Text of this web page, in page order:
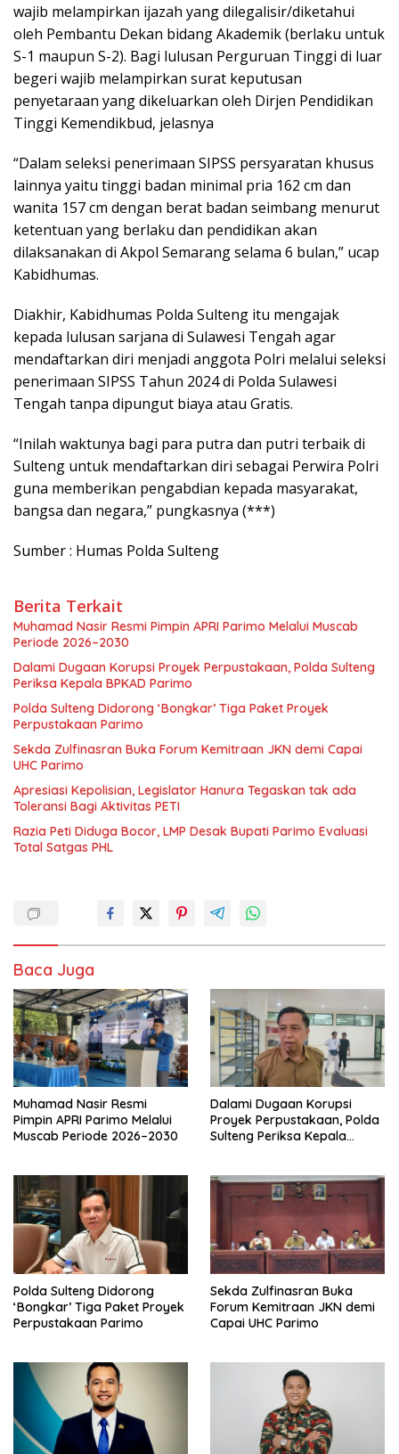
wajib melampirkan ijazah yang dilegalisir/diketahui
oleh Pembantu Dekan bidang Akademik (berlaku untuk
S-1 maupun S-2). Bagi lulusan Perguruan Tinggi di luar
begeri wajib melampirkan surat keputusan
penyetaraan yang dikeluarkan oleh Dirjen Pendidikan
Tinggi Kemendikbud, jelasnya
“Dalam seleksi penerimaan SIPSS persyaratan khusus
lainnya yaitu tinggi badan minimal pria 162 cm dan
wanita 157 cm dengan berat badan seimbang menurut
ketentuan yang berlaku dan pendidikan akan
dilaksanakan di Akpol Semarang selama 6 bulan,” ucap
Kabidhumas.
Diakhir, Kabidhumas Polda Sulteng itu mengajak
kepada lulusan sarjana di Sulawesi Tengah agar
mendaftarkan diri menjadi anggota Polri melalui seleksi
penerimaan SIPSS Tahun 2024 di Polda Sulawesi
Tengah tanpa dipungut biaya atau Gratis.
“Inilah waktunya bagi para putra dan putri terbaik di
Sulteng untuk mendaftarkan diri sebagai Perwira Polri
guna memberikan pengabdian kepada masyarakat,
bangsa dan negara,” pungkasnya (***)
Sumber : Humas Polda Sulteng
Berita Terkait
Muhamad Nasir Resmi Pimpin APRI Parimo Melalui Muscab
Periode 2026–2030
Dalami Dugaan Korupsi Proyek Perpustakaan, Polda Sulteng
Periksa Kepala BPKAD Parimo
Polda Sulteng Didorong ‘Bongkar’ Tiga Paket Proyek
Perpustakaan Parimo
Sekda Zulfinasran Buka Forum Kemitraan JKN demi Capai
UHC Parimo
Apresiasi Kepolisian, Legislator Hanura Tegaskan tak ada
Toleransi Bagi Aktivitas PETI
Razia Peti Diduga Bocor, LMP Desak Bupati Parimo Evaluasi
Total Satgas PHL
Baca Juga
Muhamad Nasir Resmi
Pimpin APRI Parimo Melalui
Muscab Periode 2026–2030
Dalami Dugaan Korupsi
Proyek Perpustakaan, Polda
Sulteng Periksa Kepala
Polda Sulteng Didorong
‘Bongkar’ Tiga Paket Proyek
Perpustakaan Parimo
Sekda Zulfinasran Buka
Forum Kemitraan JKN demi
Capai UHC Parimo